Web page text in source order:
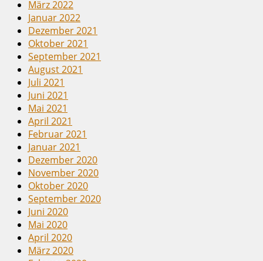
März 2022
Januar 2022
Dezember 2021
Oktober 2021
September 2021
August 2021
Juli 2021
Juni 2021
Mai 2021
April 2021
Februar 2021
Januar 2021
Dezember 2020
November 2020
Oktober 2020
September 2020
Juni 2020
Mai 2020
April 2020
März 2020